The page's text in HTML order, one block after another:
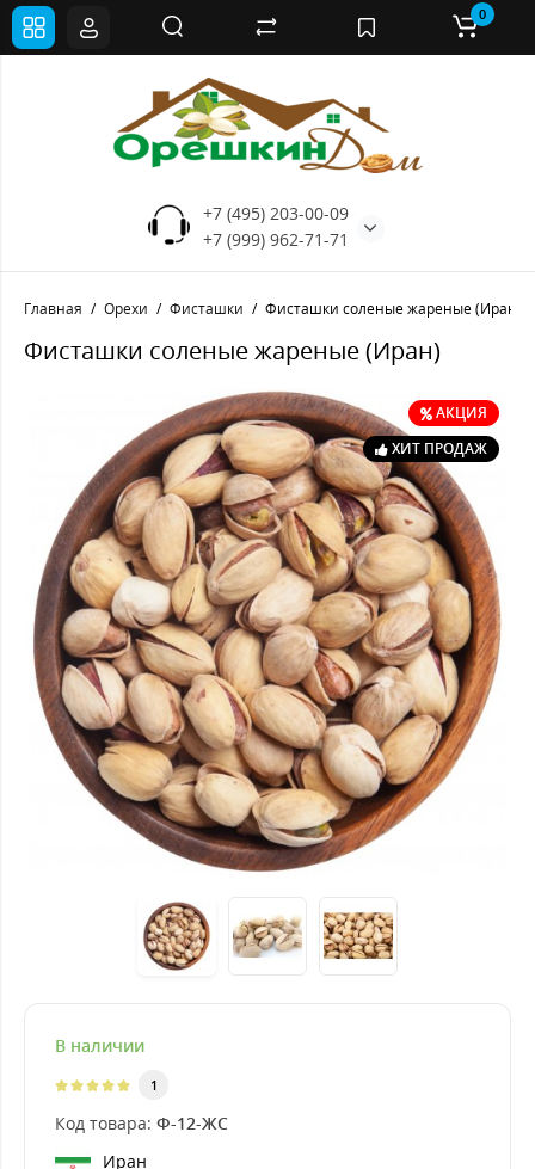
+7 (495) 203-00-09
+7 (999) 962-71-71
0
Главная Орехи Фисташки Фисташки соленые жареные (Иран)
Фисташки соленые жареные (Иран)
АКЦИЯ
ХИТ ПРОДАЖ
В наличии
1
Код товара: Ф-12-ЖС
Иран